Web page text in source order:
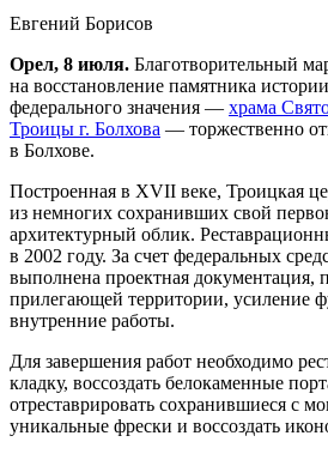
Евгений Борисов
Орел, 8 июля. Благотворительный
на восстановление памятника
федерального значения — храма
Троицы г. Болхова — торжественно
в Болхове.
Построенная в XVII веке, Троицкая
из немногих сохранивших свой
архитектурный облик.
в 2002 году. За счет федеральных
выполнена проектная документация,
прилегающей территории, усиление
внутренние работы.
Для завершения работ необходимо
кладку, воссоздать белокаменные
отреставрировать сохранившиеся с
уникальные фрески и воссоздать